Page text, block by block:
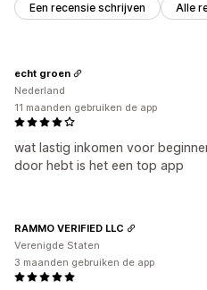
Een recensie schrijven Alle
wat lastig inkomen voor
door hebt is het een top app
echt groen
Nederland
11 maanden gebruiken de app
RAMMO VERIFIED LLC
Verenigde Staten
3 maanden gebruiken de app